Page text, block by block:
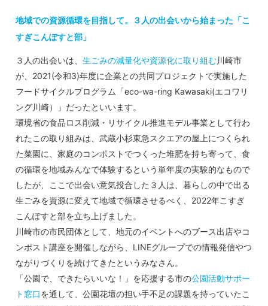
地域での資源循環を目指して。３人の出会いから始まった「こ
すぎこんぽすと部」
３人の出会いは、 生ごみの減量化や資源化に取り組む川崎市
が、2021(令和3)年度に企業との共同プロジェクトで実施した
フードサイクルプログラム「eco-wa-ring Kawasaki(エコワリ
ング川崎）」だったといいます。
環境省の食品ロス削減・リサイクル推進モデル事業として行わ
れたこの取り組みは、武蔵小杉東急スクエアの屋上につくられ
た菜園に、家庭のコンポストでつくった堆肥を持ち寄って、食
の循環を地域みんなで体験するという単年度の実験的なもので
したが、ここで出会い意気投合した３人は、暮らしの中で出る
生ごみを資源に変えて地域で循環させるべく、2022年こすぎ
こんぽすと部を立ち上げました。
川崎市の市民団体として、地元のイベントへのブース出店やコ
ンポスト講座を開催しながら、LINEグループでの情報発信やつ
ながりづくりを続けてきたというみなさん。
「公園で、できたらいいな！」を応援する市の公園活動サポー
ト窓口を通して、公園花壇の担い手不足の課題を持っていたこ